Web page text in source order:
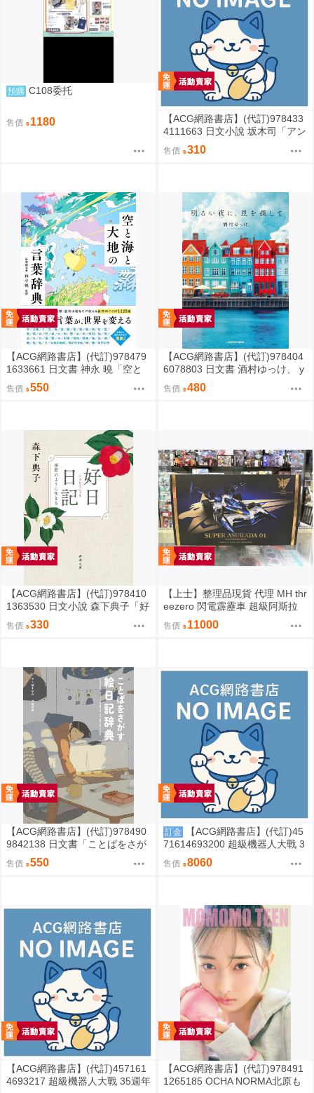
預購 C108委托
售價 1180
【ACG網路書店】(代訂)978433
4111663 日文小說 坂木司「アン
と幸福」
售價 310
【ACG網路書店】(代訂)978479
1633661 日文書 神永 曉「空と
海と大地の言葉辞典」
售價 550
【ACG網路書店】(代訂)978404
6078803 日文書 酒村ゆっけ、 y
ukke sakamura「明るい夜に、
星を探して」
售價 480
【ACG網路書店】(代訂)978410
1363530 日文小說 森下典子「好
日日記：季節のように生きる」
售價 330
【上士】整理品現貨 代理 MH thr
eezero 閃電霹靂車 超級阿斯拉
完全變形 無壓克力盒 請詳閱內文
售價 11000
【ACG網路書店】(代訂)978490
9842138 日文書「ことばをさが
す絵日記辞典」YUEISHA DICTI
ONARY
售價 550
訂金
【ACG網路書店】(代訂)45
71614693200 超級機器人大戰 3
5週年紀念 JAM Project 主題歌完
整專輯 完全生產限定盤
售價 8060
【ACG網路書店】(代訂)457161
4693217 超級機器人大戰 35週年
【ACG網路書店】(代訂)978491
1265185 OCHA NORMA北原も